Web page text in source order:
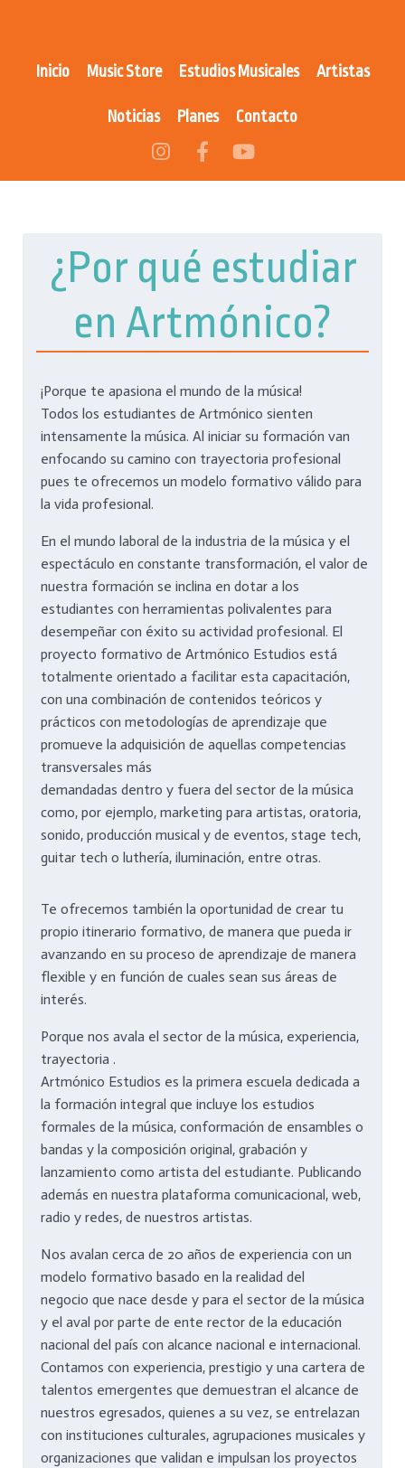
Inicio Music Store Estudios Musicales Artistas
Noticias Planes Contacto
¿Por qué estudiar
en Artmónico?
¡Porque te apasiona el mundo de la música!
Todos los estudiantes de Artmónico sienten
intensamente la música. Al iniciar su formación van
enfocando su camino con trayectoria profesional
pues te ofrecemos un modelo formativo válido para
la vida profesional.
En el mundo laboral de la industria de la música y el
espectáculo en constante transformación, el valor de
nuestra formación se inclina en dotar a los
estudiantes con herramientas polivalentes para
desempeñar con éxito su actividad profesional. El
proyecto formativo de Artmónico Estudios está
totalmente orientado a facilitar esta capacitación,
con una combinación de contenidos teóricos y
prácticos con metodologías de aprendizaje que
promueve la adquisición de aquellas competencias
transversales más
demandadas dentro y fuera del sector de la música
como, por ejemplo, marketing para artistas, oratoria,
sonido, producción musical y de eventos, stage tech,
guitar tech o luthería, iluminación, entre otras.
Te ofrecemos también la oportunidad de crear tu
propio itinerario formativo, de manera que pueda ir
avanzando en su proceso de aprendizaje de manera
flexible y en función de cuales sean sus áreas de
interés.
Porque nos avala el sector de la música, experiencia,
trayectoria .
Artmónico Estudios es la primera escuela dedicada a
la formación integral que incluye los estudios
formales de la música, conformación de ensambles o
bandas y la composición original, grabación y
lanzamiento como artista del estudiante. Publicando
además en nuestra plataforma comunicacional, web,
radio y redes, de nuestros artistas.
Nos avalan cerca de 20 años de experiencia con un
modelo formativo basado en la realidad del
negocio que nace desde y para el sector de la música
y el aval por parte de ente rector de la educación
nacional del país con alcance nacional e internacional.
Contamos con experiencia, prestigio y una cartera de
talentos emergentes que demuestran el alcance de
nuestros egresados, quienes a su vez, se entrelazan
con instituciones culturales, agrupaciones musicales y
organizaciones que validan e impulsan los proyectos